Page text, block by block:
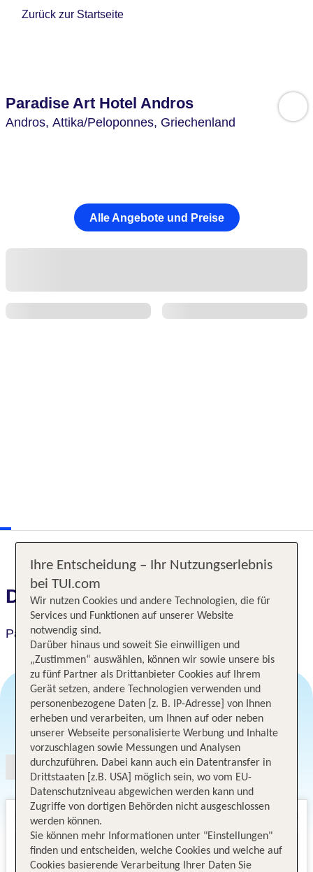
Zurück zur Startseite
Paradise Art Hotel Andros
Andros, Attika/Peloponnes, Griechenland
Alle Angebote und Preise
Das erwartet Sie
Paradise Art Hotel Andros
Angebotsauswahl
Ihre Entscheidung – Ihr Nutzungserlebnis
bei TUI.com
Wir nutzen Cookies und andere Technologien, die für
Services und Funktionen auf unserer Website
notwendig sind.
Darüber hinaus und soweit Sie einwilligen und
„Zustimmen“ auswählen, können wir sowie unsere bis
zu fünf Partner als Drittanbieter Cookies auf Ihrem
Gerät setzen, andere Technologien verwenden und
personenbezogene Daten [z. B. IP-Adresse] von Ihnen
erheben und verarbeiten, um Ihnen auf oder neben
unserer Webseite personalisierte Werbung und Inhalte
vorzuschlagen sowie Messungen und Analysen
durchzuführen. Dabei kann auch ein Datentransfer in
Drittstaaten [z.B. USA] möglich sein, wo vom EU-
Datenschutzniveau abgewichen werden kann und
Zugriffe von dortigen Behörden nicht ausgeschlossen
werden können.
Sie können mehr Informationen unter "Einstellungen"
finden und entscheiden, welche Cookies und welche auf
Cookies basierende Verarbeitung Ihrer Daten Sie